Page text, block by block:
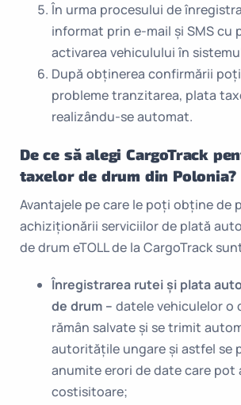
În urma procesului de
informat prin e-mail și SMS cu
activarea vehiculului în
După obținerea confirmării
probleme tranzitarea, plata
realizându-se automat.
De ce să alegi CargoTrack
taxelor de drum din Polonia?
Avantajele pe care le poți obține de
achiziționării serviciilor de plată
de drum eTOLL de la CargoTrack
Înregistrarea rutei și plata
de drum – datele vehiculelor o
rămân salvate și se trimit
autoritățile ungare și astfel se
anumite erori de date care pot
costisitoare;